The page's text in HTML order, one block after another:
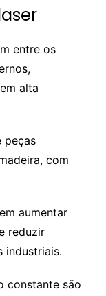
entre os
alta
peças
com
aumentar
reduzir
industriais.
constante são